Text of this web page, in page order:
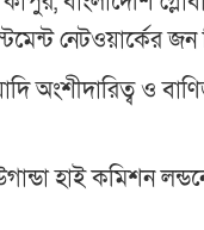
নেটওয়ার্কের জন
অংশীদারিত্ব ও
হাই কমিশন